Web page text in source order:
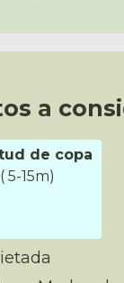
a
de copa
5-15m)